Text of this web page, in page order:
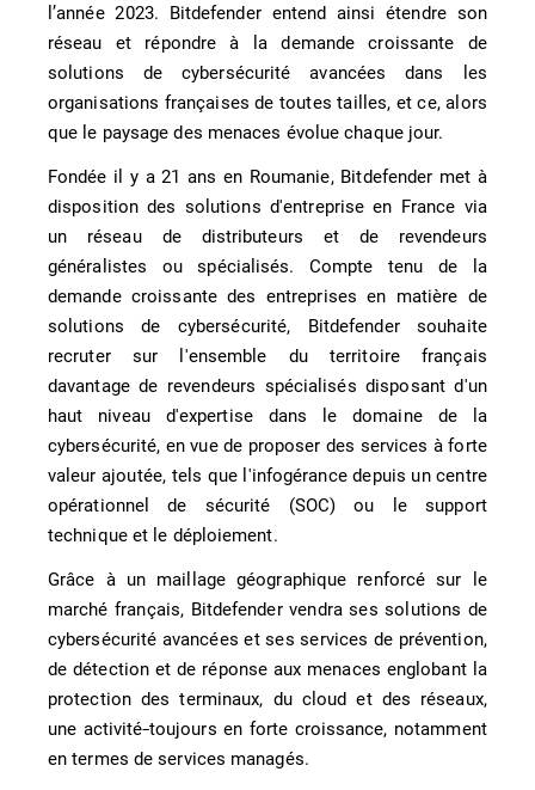
l’année 2023. Bitdefender entend ainsi étendre son
réseau et répondre à la demande croissante de
solutions de cybersécurité avancées dans les
organisations françaises de toutes tailles, et ce, alors
que le paysage des menaces évolue chaque jour.
Fondée il y a 21 ans en Roumanie, Bitdefender met à
disposition des solutions d'entreprise en France via
un réseau de distributeurs et de revendeurs
généralistes ou spécialisés. Compte tenu de la
demande croissante des entreprises en matière de
solutions de cybersécurité, Bitdefender souhaite
recruter sur l'ensemble du territoire français
davantage de revendeurs spécialisés disposant d'un
haut niveau d'expertise dans le domaine de la
cybersécurité, en vue de proposer des services à forte
valeur ajoutée, tels que l'infogérance depuis un centre
opérationnel de sécurité (SOC) ou le support
technique et le déploiement.
Grâce à un maillage géographique renforcé sur le
marché français, Bitdefender vendra ses solutions de
cybersécurité avancées et ses services de prévention,
de détection et de réponse aux menaces englobant la
protection des terminaux, du cloud et des réseaux,
une activité toujours en forte croissance, notamment
en termes de services managés.